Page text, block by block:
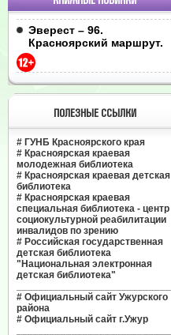
Эверест – 96.
Красноярский маршрут.
ПОЛЕЗНЫЕ ССЫЛКИ
# ГУНБ Красноярского края
# Красноярская краевая
молодежная библиотека
# Красноярская краевая детская
библиотека
# Красноярская краевая
специальная библиотека - центр
социокультурной реабилитации
инвалидов по зрению
# Российская государственная
детская библиотека
"Национальная электронная
детская библиотека"
# Официальный сайт Ужурского
района
# Официальный сайт г.Ужур